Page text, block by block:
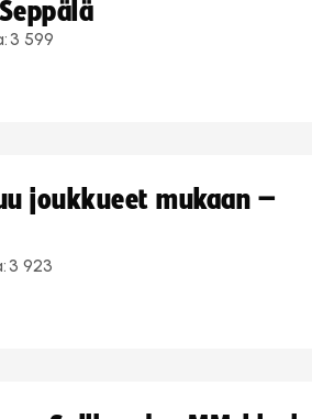
3 599
joukkueet mukaan –
3 923